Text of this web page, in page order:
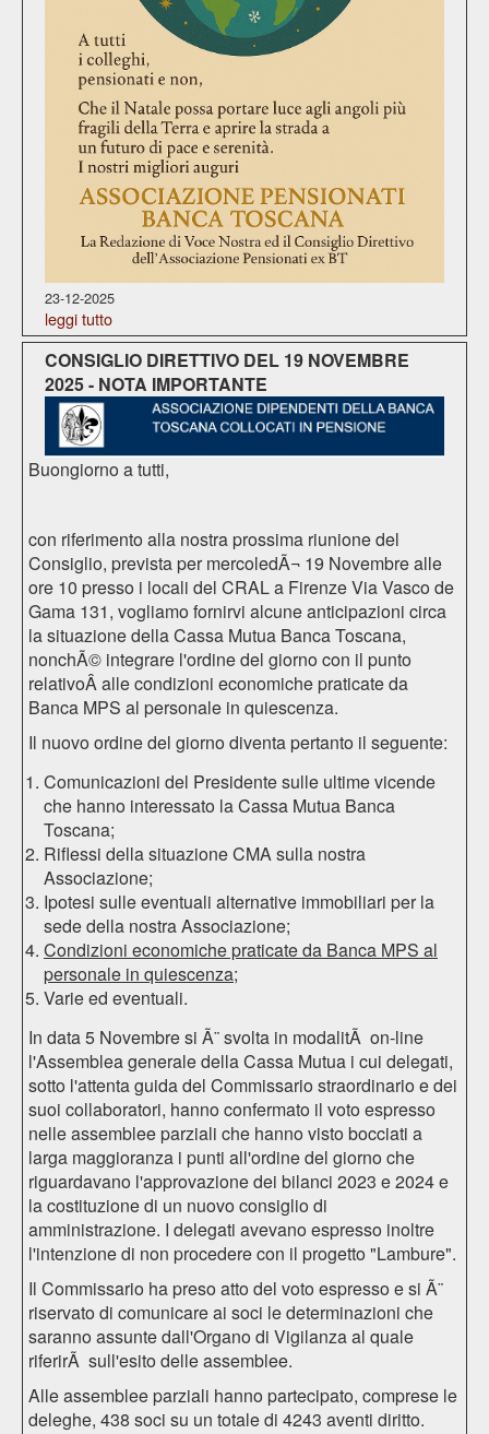
23-12-2025
leggi tutto
CONSIGLIO DIRETTIVO DEL 19 NOVEMBRE
2025 - NOTA IMPORTANTE
Buongiorno a tutti,
con riferimento alla nostra prossima riunione del
Consiglio, prevista per mercoledÃ¬ 19 Novembre alle
ore 10 presso i locali del CRAL a Firenze Via Vasco de
Gama 131, vogliamo fornirvi alcune anticipazioni circa
la situazione della Cassa Mutua Banca Toscana,
nonchÃ© integrare l'ordine del giorno con il punto
relativoÂ alle condizioni economiche praticate da
Banca MPS al personale in quiescenza.
Il nuovo ordine del giorno diventa pertanto il seguente:
Comunicazioni del Presidente sulle ultime vicende
che hanno interessato la Cassa Mutua Banca
Toscana;
Riflessi della situazione CMA sulla nostra
Associazione;
Ipotesi sulle eventuali alternative immobiliari per la
sede della nostra Associazione;
Condizioni economiche praticate da Banca MPS al
personale in quiescenza;
Varie ed eventuali.
In data 5 Novembre si Ã¨ svolta in modalitÃ on-line
l'Assemblea generale della Cassa Mutua i cui delegati,
sotto l'attenta guida del Commissario straordinario e dei
suoi collaboratori, hanno confermato il voto espresso
nelle assemblee parziali che hanno visto bocciati a
larga maggioranza i punti all'ordine del giorno che
riguardavano l'approvazione dei bilanci 2023 e 2024 e
la costituzione di un nuovo consiglio di
amministrazione. I delegati avevano espresso inoltre
l'intenzione di non procedere con il progetto "Lambure".
Il Commissario ha preso atto del voto espresso e si Ã¨
riservato di comunicare ai soci le determinazioni che
saranno assunte dall'Organo di Vigilanza al quale
riferirÃ sull'esito delle assemblee.
Alle assemblee parziali hanno partecipato, comprese le
deleghe, 438 soci su un totale di 4243 aventi diritto.